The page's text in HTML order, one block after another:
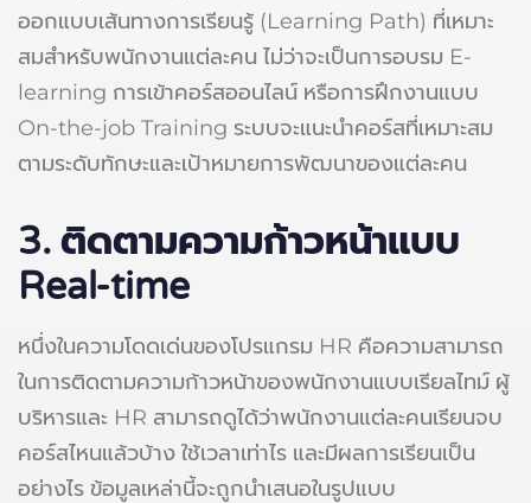
ออกแบบเส้นทางการเรียนรู้ (Learning Path) ที่เหมาะ
สมสำหรับพนักงานแต่ละคน ไม่ว่าจะเป็นการอบรม E-
learning การเข้าคอร์สออนไลน์ หรือการฝึกงานแบบ
On-the-job Training ระบบจะแนะนำคอร์สที่เหมาะสม
ตามระดับทักษะและเป้าหมายการพัฒนาของแต่ละคน
3. ติดตามความก้าวหน้าแบบ
Real-time
หนึ่งในความโดดเด่นของโปรแกรม HR คือความสามารถ
ในการติดตามความก้าวหน้าของพนักงานแบบเรียลไทม์ ผู้
บริหารและ HR สามารถดูได้ว่าพนักงานแต่ละคนเรียนจบ
คอร์สไหนแล้วบ้าง ใช้เวลาเท่าไร และมีผลการเรียนเป็น
อย่างไร ข้อมูลเหล่านี้จะถูกนำเสนอในรูปแบบ